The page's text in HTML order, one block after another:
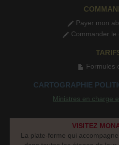
Payer mon
Commander le
Formules
CARTOGRAPHIE
Ministres en charge
VISITEZ
La plate-forme qui accompagne